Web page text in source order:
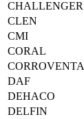
CHALLENGER
CLEN
CMI
CORAL
CORROVENTA
DAF
DEHACO
DELFIN